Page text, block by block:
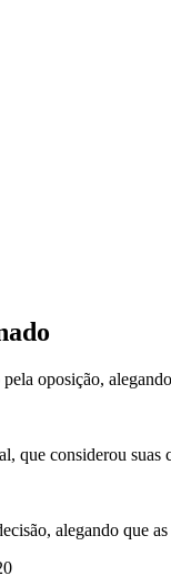
pela oposição,
que considerou suas
alegando que